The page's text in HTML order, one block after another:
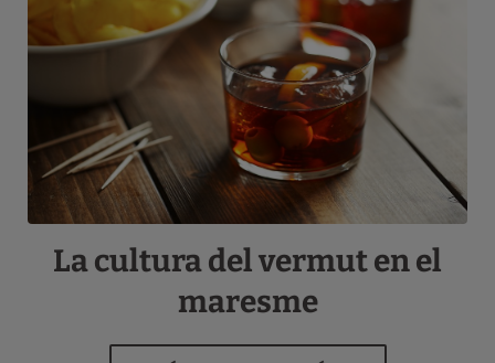
La cultura del vermut en el
maresme